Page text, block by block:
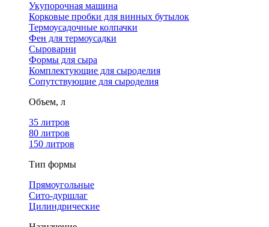
Укупорочная машина
Корковые пробки для винных бутылок
Термоусадочные колпачки
Фен для термоусадки
Сыроварни
Формы для сыра
Комплектующие для сыроделия
Сопутствующие для сыроделия
Объем, л
35 литров
80 литров
150 литров
Тип формы
Прямоугольные
Сито-дуршлаг
Цилиндрические